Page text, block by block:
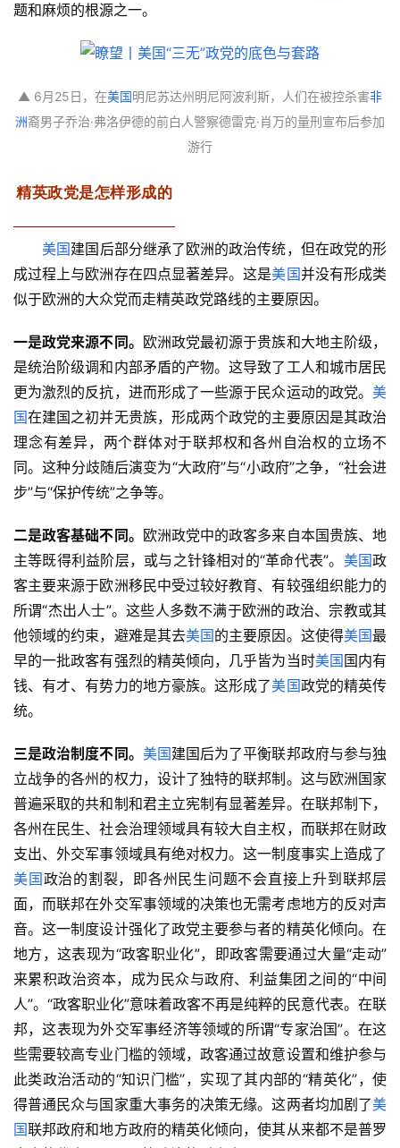
题和麻烦的根源之一。
▲ 6月25日，在美国明尼苏达州明尼阿波利斯，人们在被控杀害非
洲裔男子乔治·弗洛伊德的前白人警察德雷克·肖万的量刑宣布后参加
游行
精英政党是怎样形成的
美国建国后部分继承了欧洲的政治传统，但在政党的形
成过程上与欧洲存在四点显著差异。这是美国并没有形成类
似于欧洲的大众党而走精英政党路线的主要原因。
一是政党来源不同。 欧洲政党最初源于贵族和大地主阶级，
是统治阶级调和内部矛盾的产物。这导致了工人和城市居民
更为激烈的反抗，进而形成了一些源于民众运动的政党。 美
国在建国之初并无贵族，形成两个政党的主要原因是其政治
理念有差异，两个群体对于联邦权和各州自治权的立场不
同。这种分歧随后演变为“大政府”与“小政府”之争，“社会进
步”与“保护传统”之争等。
二是政客基础不同。 欧洲政党中的政客多来自本国贵族、地
主等既得利益阶层，或与之针锋相对的“革命代表”。 美国政
客主要来源于欧洲移民中受过较好教育、有较强组织能力的
所谓“杰出人士”。这些人多数不满于欧洲的政治、宗教或其
他领域的约束，避难是其去美国的主要原因。这使得美国最
早的一批政客有强烈的精英倾向，几乎皆为当时美国 国内有
钱、有才、有势力的地方豪族。这形成了美国政党的精英传
统。
三是政治制度不同。 美国建国后为了平衡联邦政府与参与独
立战争的各州的权力，设计了独特的联邦制。这与欧洲国家
普遍采取的共和制和君主立宪制有显著差异。在联邦制下，
各州在民生、社会治理领域具有较大自主权，而联邦在财政
支出、外交军事领域具有绝对权力。这一制度事实上造成了
美国政治的割裂，即各州民生问题不会直接上升到联邦层
面，而联邦在外交军事领域的决策也无需考虑地方的反对声
音。这一制度设计强化了政党主要参与者的精英化倾向。在
地方，这表现为“政客职业化”，即政客需要通过大量“走动”
来累积政治资本，成为民众与政府、利益集团之间的“中间
人”。“政客职业化”意味着政客不再是纯粹的民意代表。在联
邦，这表现为外交军事经济等领域的所谓“专家治国”。在这
些需要较高专业门槛的领域，政客通过故意设置和维护参与
此类政治活动的“知识门槛”，实现了其内部的“精英化”，使
得普通民众与国家重大事务的决策无缘。这两者均加剧了美
国联邦政府和地方政府的精英化倾向，使其从来都不是普罗